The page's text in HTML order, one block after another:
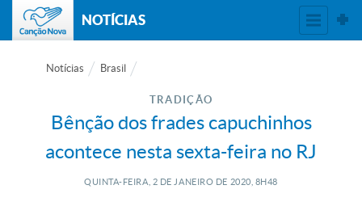
NOTÍCIAS
Notícias Brasil
TRADIÇÃO
Bênção dos frades capuchinhos
acontece nesta sexta-feira no RJ
QUINTA-FEIRA, 2 DE JANEIRO DE 2020, 8H48